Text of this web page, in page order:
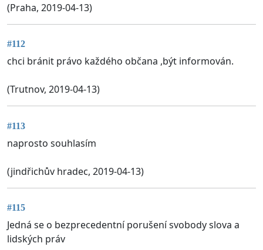
(Praha, 2019-04-13)
#112
chci bránit právo každého občana ,být informován.
(Trutnov, 2019-04-13)
#113
naprosto souhlasím
(jindřichův hradec, 2019-04-13)
#115
Jedná se o bezprecedentní porušení svobody slova a
lidských práv